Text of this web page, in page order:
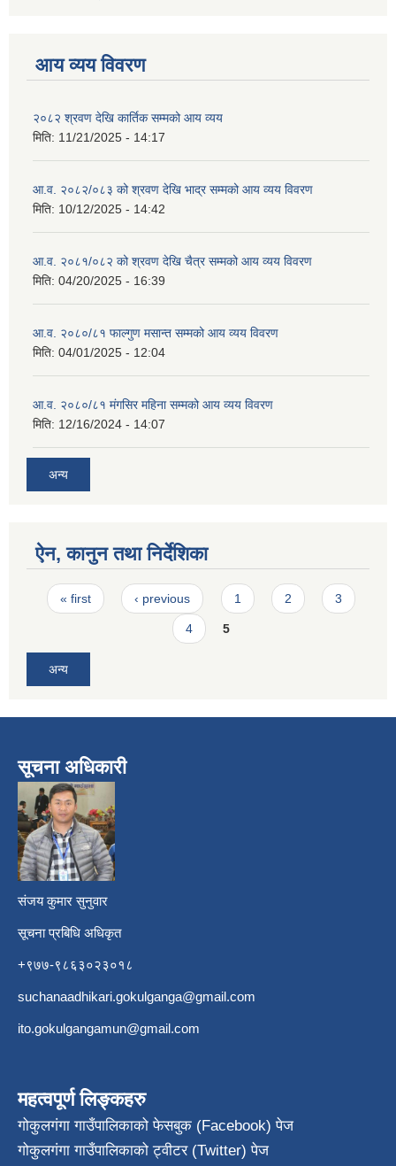
आय व्यय विवरण
२०८२ श्रवण देखि कार्तिक सम्मको आय व्यय
मिति: 11/21/2025 - 14:17
आ.व. २०८२/०८३ को श्रवण देखि भाद्र सम्मको आय व्यय विवरण
मिति: 10/12/2025 - 14:42
आ.व. २०८१/०८२ को श्रवण देखि चैत्र सम्मको आय व्यय विवरण
मिति: 04/20/2025 - 16:39
आ.व. २०८०/८१ फाल्गुण मसान्त सम्मको आय व्यय विवरण
मिति: 04/01/2025 - 12:04
आ.व. २०८०/८१ मंगसिर महिना सम्मको आय व्यय विवरण
मिति: 12/16/2024 - 14:07
अन्य
ऐन, कानुन तथा निर्देशिका
Pages
« first ‹ previous 1 2 3
4 5
अन्य
सूचना अधिकारी
संजय कुमार सुनुवार
सूचना प्रबिधि अधिकृत
+९७७-९८६३०२३०१८
suchanaadhikari.gokulganga@gmail.com
ito.gokulgangamun@gmail.com
महत्वपूर्ण लिङ्कहरु
गोकुलगंगा गाउँपालिकाको फेसबुक (Facebook) पेज
गोकुलगंगा गाउँपालिकाको ट्वीटर (Twitter) पेज